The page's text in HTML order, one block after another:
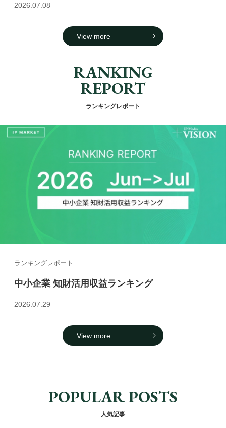
2026.07.08
View more
RANKING
REPORT
ランキングレポート
ランキングレポート
中小企業 知財活用収益ランキング
2026.07.29
View more
POPULAR POSTS
人気記事